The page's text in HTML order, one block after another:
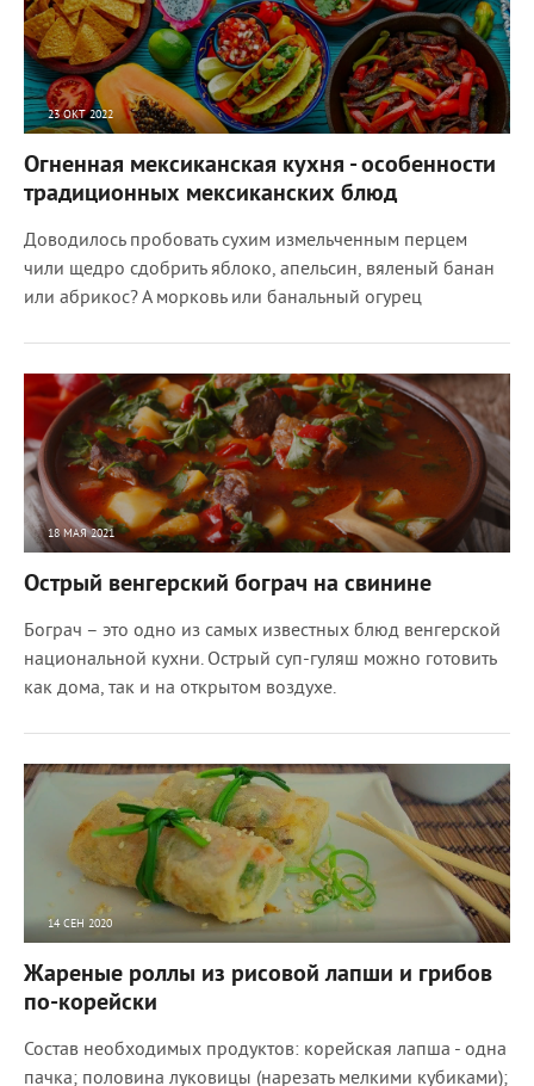
23 ОКТ 2022
Огненная мексиканская кухня - особенности
традиционных мексиканских блюд
Доводилось пробовать сухим измельченным перцем
чили щедро сдобрить яблоко, апельсин, вяленый банан
или абрикос? А морковь или банальный огурец
18 МАЯ 2021
Острый венгерский бограч на свинине
Бограч – это одно из самых известных блюд венгерской
национальной кухни. Острый суп-гуляш можно готовить
как дома, так и на открытом воздухе.
14 СЕН 2020
Жареные роллы из рисовой лапши и грибов
по-корейски
Состав необходимых продуктов: корейская лапша - одна
пачка; половина луковицы (нарезать мелкими кубиками);